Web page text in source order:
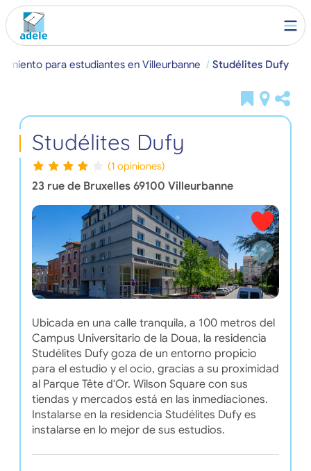
para estudiantes en Villeurbanne Studélites Dufy
Studélites Dufy
(1 opiniones)
23 rue de Bruxelles 69100 Villeurbanne
Ubicada en una calle tranquila, a 100 metros del
Campus Universitario de la Doua, la residencia
Studélites Dufy goza de un entorno propicio
para el estudio y el ocio, gracias a su proximidad
al Parque Tête d'Or. Wilson Square con sus
tiendas y mercados está en las inmediaciones.
Instalarse en la residencia Studélites Dufy es
instalarse en lo mejor de sus estudios.